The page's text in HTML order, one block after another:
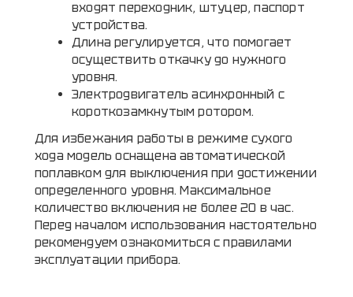
входят переходник, штуцер, паспорт
устройства.
Длина регулируется, что помогает
осуществить откачку до нужного
уровня.
Электродвигатель асинхронный с
короткозамкнутым ротором.
Для избежания работы в режиме сухого
хода модель оснащена автоматической
поплавком для выключения при достижении
определенного уровня. Максимальное
количество включения не более 20 в час.
Перед началом использования настоятельно
рекомендуем ознакомиться с правилами
эксплуатации прибора.